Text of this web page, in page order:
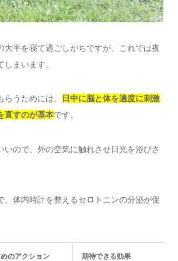
大半を寝て過ごしがちですが、これでは夜
まいます。
うためには、
日中に脳と体を適度に刺激
直すのが基本です。
いので、外の空気に触れさせ日光を浴びさ
、体内時計を整えるセロトニンの分泌が促
のアクション 期待できる効果